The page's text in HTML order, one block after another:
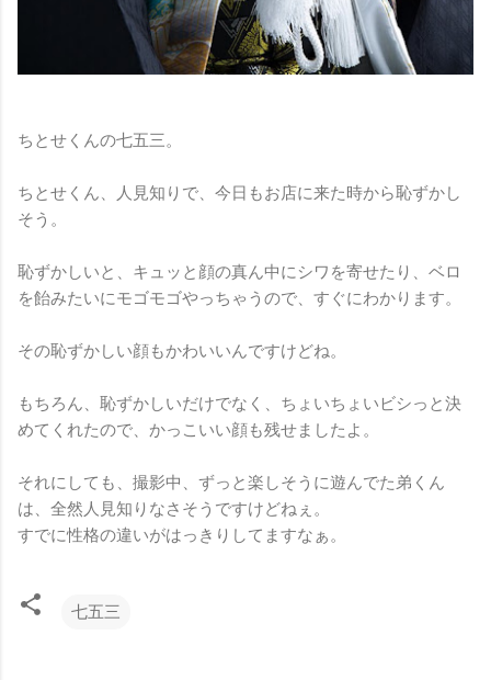
ちとせくんの七五三。
ちとせくん、人見知りで、今日もお店に来た時から恥ずかし
そう。
恥ずかしいと、キュッと顔の真ん中にシワを寄せたり、ベロ
を飴みたいにモゴモゴやっちゃうので、すぐにわかります。
その恥ずかしい顔もかわいいんですけどね。
もちろん、恥ずかしいだけでなく、ちょいちょいビシっと決
めてくれたので、かっこいい顔も残せましたよ。
それにしても、撮影中、ずっと楽しそうに遊んでた弟くん
は、全然人見知りなさそうですけどねぇ。
すでに性格の違いがはっきりしてますなぁ。
七五三